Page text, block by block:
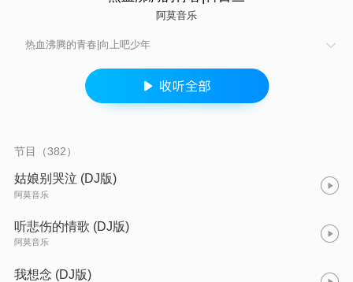
阿莫音乐
热血沸腾的青春|向上吧少年
节目（382）
姑娘别哭泣 (DJ版)
阿莫音乐
听悲伤的情歌 (DJ版)
阿莫音乐
我想念 (DJ版)